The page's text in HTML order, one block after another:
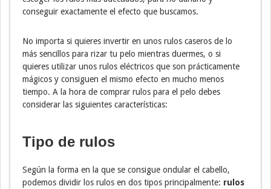
conseguir exactamente el efecto que buscamos.
No importa si quieres invertir en unos rulos caseros de lo
más sencillos para rizar tu pelo mientras duermes, o si
quieres utilizar unos rulos eléctricos que son prácticamente
mágicos y consiguen el mismo efecto en mucho menos
tiempo. A la hora de comprar rulos para el pelo debes
considerar las siguientes características:
Tipo de rulos
Según la forma en la que se consigue ondular el cabello,
podemos dividir los rulos en dos tipos principalmente: rulos